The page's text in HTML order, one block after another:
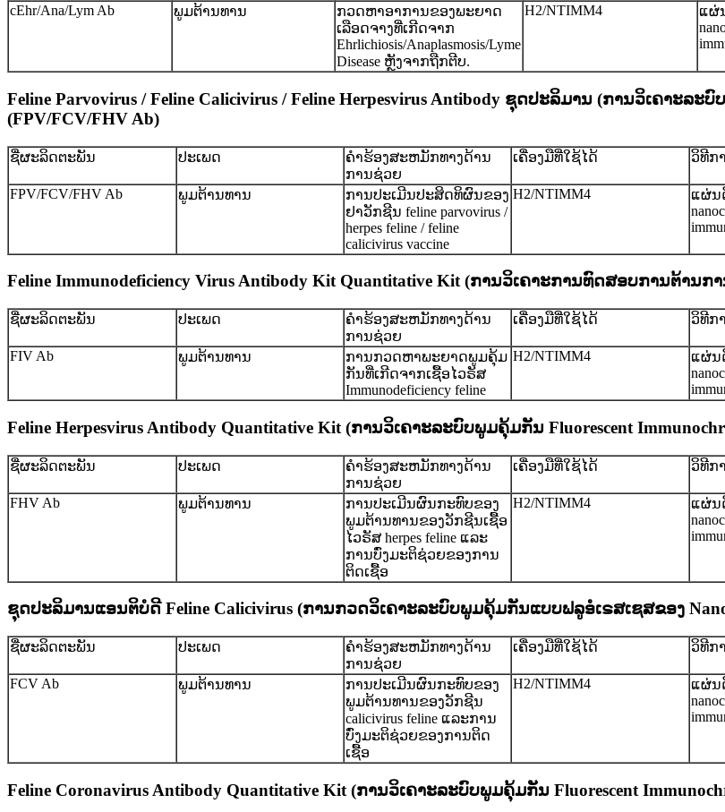
cEhr/Ana/Lym Ab ພູມຕ້ານທານ
ກວດຫາອາການຂອງພະຍາດ
ເລືອດຈາງທີ່ເກີດຈາກ
Ehrlichiosis/Anaplasmosis/Lyme
Disease ຫຼັງຈາກຖືກຕີບ.
H2/NTIMM4
ແຜ່
Feline Parvovirus / Feline Calicivirus / Feline Herpesvirus Antibody ຊຸດປະລິມານ (ການວິເຄາະລະ
(FPV/FCV/FHV Ab)
ຊື່ຜະລິດຕະພັນ ປະເພດ
ຄໍາຮ້ອງສະຫມັກທາງດ້ານ
ການຊ່ວຍ
ເຄື່ອງມືທີ່ໃຊ້ໄດ້ ວິທີກ
FPV/FCV/FHV Ab ພູມຕ້ານທານ
ການປະເມີນປະສິດທິຜົນຂອງ
ຢາວັກຊີນ feline parvovirus /
herpes feline / feline
calicivirus vaccine
H2/NTIMM4
ແຜ່ນ
Feline Immunodeficiency Virus Antibody Kit Quantitative Kit (ການ​ວິ​ເຄາະ​ການ​ທົດ​ສອບ​ການ​ຕ້ານ​
ຊື່ຜະລິດຕະພັນ ປະເພດ
ຄໍາຮ້ອງສະຫມັກທາງດ້ານ
ການຊ່ວຍ
ເຄື່ອງມືທີ່ໃຊ້ໄດ້ ວິທີກ
FIV Ab ພູມຕ້ານທານ
ການກວດຫາພະຍາດພູມຄຸ້ມ
ກັນທີ່ເກີດຈາກເຊື້ອໄວຣັສ
Immunodeficiency feline
H2/NTIMM4
ແຜ່ນ
Feline Herpesvirus Antibody Quantitative Kit (ການວິເຄາະລະບົບພູມຄຸ້ມກັນ Fluorescent
ຊື່ຜະລິດຕະພັນ ປະເພດ
ຄໍາຮ້ອງສະຫມັກທາງດ້ານ
ການຊ່ວຍ
ເຄື່ອງມືທີ່ໃຊ້ໄດ້ ວິທີກ
FHV Ab ພູມຕ້ານທານ
ການປະເມີນຜົນກະທົບຂອງ
ພູມຕ້ານທານຂອງວັກຊີນເຊື້ອ
ໄວຣັສ herpes feline ແລະ
ການບົ່ງມະຕິຊ່ວຍຂອງການ
ຕິດເຊື້ອ
H2/NTIMM4
ແຜ່ນ
ຊຸດປະລິມານແອນຕິບໍດີ Feline Calicivirus (ການກວດວິເຄາະລະບົບພູມຄຸ້ມກັນແບບຟລູອໍເຣສເຊສຂອງ
ຊື່ຜະລິດຕະພັນ ປະເພດ
ຄໍາຮ້ອງສະຫມັກທາງດ້ານ
ການຊ່ວຍ
ເຄື່ອງມືທີ່ໃຊ້ໄດ້ ວິທີກ
FCV Ab ພູມຕ້ານທານ
ການປະເມີນຜົນກະທົບຂອງ
ພູມຕ້ານທານຂອງວັກຊີນ
calicivirus feline ແລະການ
ບົ່ງມະຕິຊ່ວຍຂອງການຕິດ
ເຊື້ອ
H2/NTIMM4
ແຜ່ນ
Feline Coronavirus Antibody Quantitative Kit (ການວິເຄາະລະບົບພູມຄຸ້ມກັນ Fluorescent